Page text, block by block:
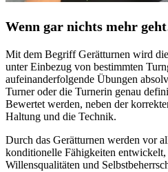
Wenn gar nichts mehr
Mit dem Begriff Gerätturnen wird
unter Einbezug von bestimmten
aufeinanderfolgende Übungen
Turner oder die Turnerin genau
Bewertet werden, neben der
Haltung und die Technik.
Durch das Gerätturnen werden vor
konditionelle Fähigkeiten entwickelt,
Willensqualitäten und